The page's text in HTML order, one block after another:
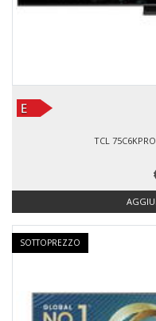
TCL
SOTTOPREZZO